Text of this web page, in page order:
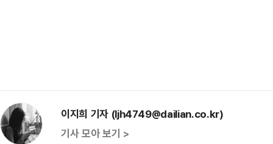
이지희 기자 (ljh4749@dailian.co.kr)
기사 모아 보기 >